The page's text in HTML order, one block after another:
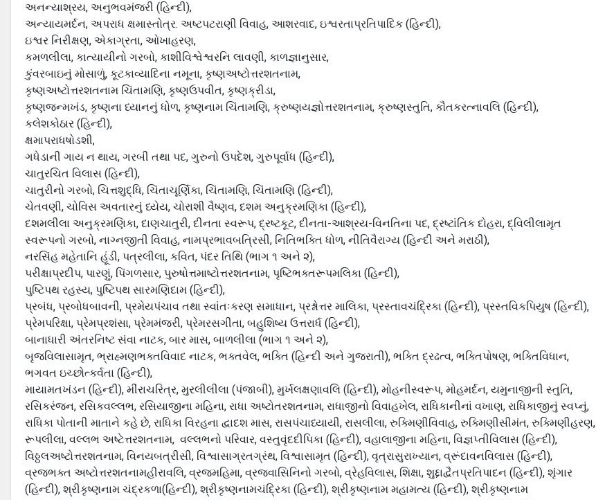
અનન્યાશ્રય, અનુભવમંજરી (હિન્દી),
અન્યાયમર્દન, અપરાધ ક્ષમાસ્તોત્ર. અષ્ટપટરાણી વિવાહ, આશરવાદ, ઇશ્વરતાપ્રતિપાદિક (હિન્દી),
ઇશ્વર નિરીક્ષણ, એકાગ્રતા, ઓખાહરણ,
કમળલીલા, કાત્યાયીનો ગરબો, કાશીવિશ્વેશ્વરનિ લાવણી, કાળજ્ઞાનુસાર,
કુંવરબાઇનું મોસાળું, કૂટકાવ્યાદિના નમૂના, કૃષ્ણઅષ્ટોત્તરશતનામ,
કૃષ્ણઅષ્ટોત્તરશતનામ ચિંતામણિ, કૃષ્ણઉપવીત, કૃષ્ણક્રીડા,
કૃષ્ણજન્મખંડ, કૃષ્ણના ધ્યાનનું ધોળ, કૃષ્ણનામ ચિંતામણિ, ક્રુષ્ણયજ્ઞોત્તરશતનામ, ક્રુષ્ણસ્તુતિ, કૌતકરત્નાવલિ (હિન્દી),
કલેશકોઠાર (હિન્દી),
ક્ષમાપરાધષોડશી,
ગધેડાની ગાય ન થાય, ગરબી તથા પદ, ગુરુનો ઉપદેશ, ગુરુપૂર્વાધ (હિન્દી),
ચાતુરચિત વિલાસ (હિન્દી),
ચાતુરીનો ગરબો, ચિત્તશુદ્ધિ, ચિંતાચૂર્ણિકા, ચિંતામણિ, ચિંતામણિ (હિન્દી),
ચેતવણી, ચોવિસ અવતારનું ધ્યેય, ચોરાશી વૈષ્ણવ, દશમ અનુક્રમણિકા (હિન્દી),
દશમલીલા અનુક્રમણિકા, દાણચાતુરી, દીનતા સ્વરૂપ, દ્રષ્ટકૂટ, દીનતા-આશ્રય-વિનતિના પદ, દ્રષ્ટાંતિક દોહરા, દ્વિલીલામૃત
સ્વરૂપનો ગરબો, નાગ્નજીતી વિવાહ, નામપ્રભાવબત્રિસી, નિતિભક્તિ ધોળ, નીતિવૈરાગ્ય (હિન્દી અને મરાઠી),
નરસિંહ મહેતાનિ હૂંડી, પત્રલીલા, કવિત, પંદર તિથિ (ભાગ ૧ અને ૨),
પરીક્ષાપ્રદીપ, પારણું, પિંગળસાર, પુરુષોત્તમાષ્ટોત્તરશતનામ, પૃષ્ટિભક્તરૂપમલિકા (હિન્દી),
પુષ્ટિપથ રહસ્ય, પુષ્ટિપથ સારમણિદામ (હિન્દી),
પ્રબંધ, પ્રબોધબાવની, પ્રમેયપંચાવ તથા સ્વાંતઃકરણ સમાધાન, પ્રશ્નોત્તર માલિકા, પ્રસ્તાવચંદ્રિકા (હિન્દી), પ્રસ્તવિકપિયુષ (હિન્દી),
પ્રેમપરિક્ષા, પ્રેમપ્રશંસા, પ્રેમમંજરી, પ્રેમરસગીતા, બહુશિષ્ય ઉત્તરાર્ધ (હિન્દી),
બાનાધારી અંતરનિષ્ટ સંવા નાટક, બાર માસ, બાળલીલા (ભાગ ૧ અને ૨),
બૃજવિલાસામૃત, ભ્રાહ્મણભક્તવિવાદ નાટક, ભક્તવેલ, ભક્તિ (હિન્દી અને ગુજરાતી), ભક્તિ દ્રઢત્વ, ભક્તિપોષણ, ભક્તિવિધાન,
ભગવત ઇચ્છોત્કર્વતા (હિન્દી),
માયામતખંડન (હિન્દી), મીંરાચરિત્ર, મુરલીલીલા (પંજાબી), મુર્ખલક્ષણાવલિ (હિન્દી), મોહનીસ્વરૂપ, મોહમર્દન, યમુનાજીની સ્તુતિ,
રસિકરંજન, રસિકવલ્લભ, રસિયાજીના મહિના, રાધા અષ્ટોતરશતનામ, રાધાજીનો વિવાહખેલ, રાધિકાનીનાં વખાણ, રાધિકાજીનું સ્વપ્નું,
રાધિકા પોતાની માતાને કહે છે, રાધિકા વિરહના દ્વાદશ માસ, રાસપંચાધ્યાયી, રાસલીલા, રુક્મિણીવિવાહ, રુક્મિણીસીમંત, રુક્મિણીહરણ,
રૂપલીલા, વલ્લભ અષ્ટેત્તરશતનામ, વલ્લભનો પરિવાર, વસ્તુવૃંદદીપિકા (હિન્દી), વહાલાજીના મહિના, વિજ્ઞપ્તીવિલાસ (હિન્દી),
વિઠ્ઠલઅષ્ટોત્તરશતનામ, વિનયબત્રીસી, વિશ્વાસાગ્રતગ્રંથ, વિશ્વાસામૃત (હિન્દી), વૃત્રાસુરાખ્યાન, વ્રૂંદાવનવિલાસ (હિન્દી),
વ્રજભક્ત અષ્ટોત્તરશતનામહીરાવલિ, વ્રજમહિમા, વ્રજવાસિનિનો ગરબો, વ્રેહવિલાસ, શિક્ષા, શુદ્દાદ્વૈતપ્રતિપાદન (હિન્દી), શૃંગાર
(હિન્દી), શ્રીકૃષ્ણનામ ચંદ્રકળા(હિન્દી), શ્રીકૃષ્ણનામચંદ્રિકા (હિન્દી), શ્રીકૃષ્ણનામ મહામત્ય (હિન્દી), શ્રીકૃષ્ણનામ